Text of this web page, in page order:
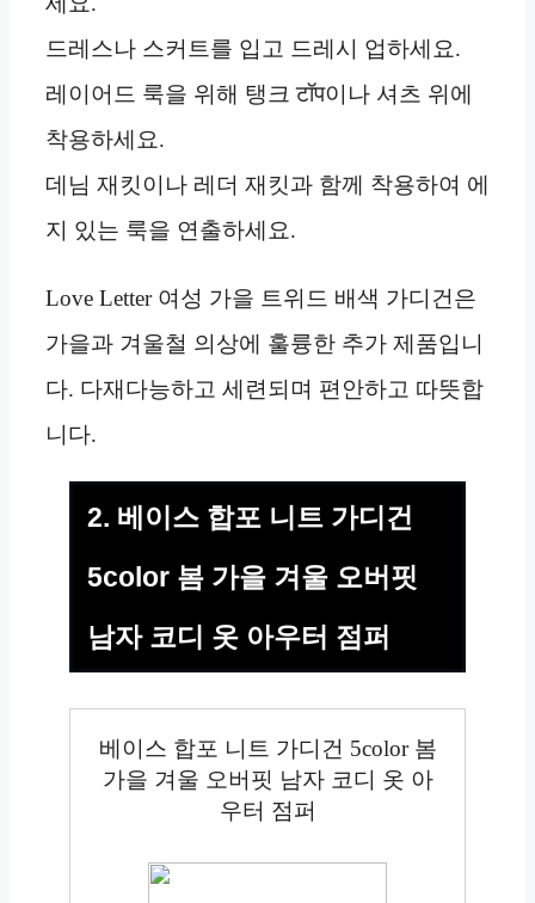
드레스나 스커트를 입고 드레시 업하세요.
레이어드 룩을 위해 탱크 टॉप이나 셔츠 위에
착용하세요.
데님 재킷이나 레더 재킷과 함께 착용하여 에
지 있는 룩을 연출하세요.
Love Letter 여성 가을 트위드 배색 가디건은
가을과 겨울철 의상에 훌륭한 추가 제품입니
다. 다재다능하고 세련되며 편안하고 따뜻합
니다.
2. 베이스 합포 니트 가디건
5color 봄 가을 겨울 오버핏
남자 코디 옷 아우터 점퍼
베이스 합포 니트 가디건 5color 봄
가을 겨울 오버핏 남자 코디 옷 아
우터 점퍼